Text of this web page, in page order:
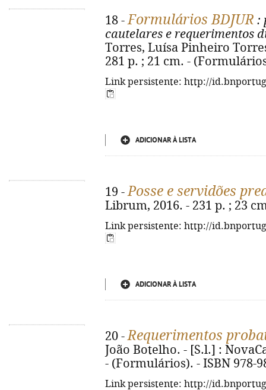
18 -Formulários BDJUR :
cautelares e requerimentos
Torres, Luísa Pinheiro
281 p. ; 21 cm. -
Link persistente: http://
ADICIONAR À LISTA
19 -Posse e servidões
Librum, 2016. - 231 p. ; 23
Link persistente: http://
ADICIONAR À LISTA
20 -Requerimentos
João Botelho. - [S.l.] :
- (Formulários). - ISBN 978-
Link persistente: http://